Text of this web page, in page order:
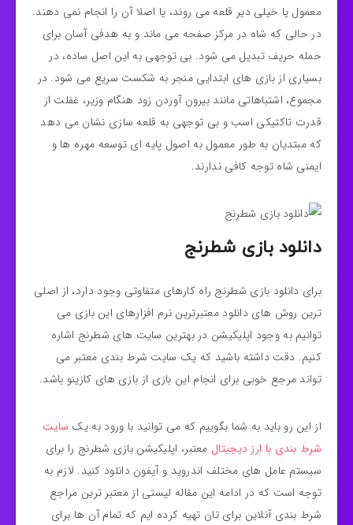
معمول یا خیلی دیر قلعه می‌ روند، یا اصلا آن را انجام نمی‌ دهند.
در حالی که شاه در مرکز صفحه می‌ ماند و به هدفی آسان برای
حمله حریف تبدیل می‌ شود. بی‌ توجهی به این اصل ساده، در
بسیاری از بازی‌ های ابتدایی منجر به شکست سریع می‌ شود. در
مجموع، اشتباهاتی مانند بیرون آوردن زود هنگام وزیر، غفلت از
قدرت تاکتیکی اسب و بی‌ توجهی به قلعه‌ سازی نشان می‌ دهد
که مبتدیان به طور معمول به اصول پایه‌ ای توسعه مهره‌ ها و
ایمنی شاه توجه کافی ندارند.
دانلود بازی شطرنج
برای دانلود بازی شطرنج راه کارهای متفاوتی وجود دارد، از اصلی
ترین روش های دانلود معتبرترین نرم افزارهای این بازی می
توانیم به وجود اپلیکیشن در بهترین سایت های شطرنج اشاره
کنیم. دقت داشته باشید که یک سایت شرط بندی معتبر می
تواند مرجع خوبی برای انجام این بازی از بازی های کازینو باشد.
از این رو باید به شما بگوییم که می توانید با ورود به یک سایت
شرط بندی با ارز دیجیتال معتبر، اپلیکیشن بازی شطرنج را برای
سیستم عامل های مختلف اندروید و آیفون دانلود کنید. لازم به
توجه است که در ادامه این مقاله لیستی از معتبر ترین مراجع
شرط بندی آنلاین برای تان تهیه کرده ایم که تمام آن ها برای